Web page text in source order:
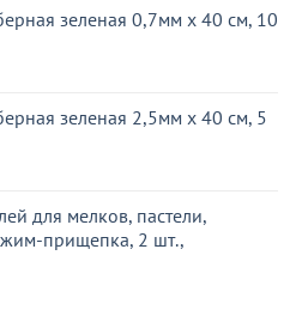
зеленая 0,7мм x 40 см, 10
зеленая 2,5мм x 40 см, 5
для мелков, пастели,
прищепка, 2 шт.,